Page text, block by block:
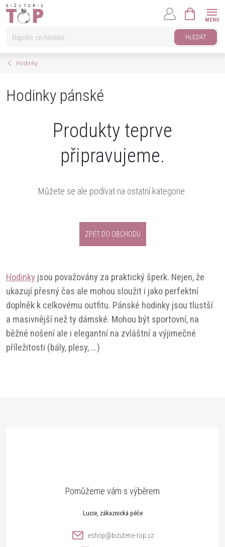
Přejít
HLEDAT
KOŠÍK
Hodinky
Hodinky pánské
Produkty teprve
připravujeme.
Můžete se ale podívat na ostatní kategorie.
ZPĚT DO OBCHODU
Hodinky jsou považovány za praktický šperk. Nejen, že
ukazují přesný čas ale mohou sloužit i jako perfektní
doplněk k celkovému outfitu. Pánské hodinky jsou tlustší
a masivnější než ty dámské. Mohou být sportovní, na
běžné nošení ale i elegantní na zvláštní a výjimečné
příležitosti (bály, plesy, ...)
Lucie
eshop@bizuterie-top.cz